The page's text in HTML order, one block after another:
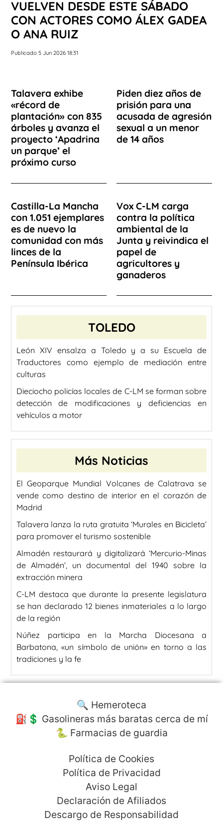
VUELVEN DESDE ESTE SÁBADO
CON ACTORES COMO ÁLEX GADEA
O ANA RUIZ
Publicado 5 Jun 2026 18:31
Talavera exhibe
«récord de
plantación» con 835
árboles y avanza el
proyecto ‘Apadrina
un parque’ el
próximo curso
Piden diez años de
prisión para una
acusada de agresión
sexual a un menor
de 14 años
Castilla-La Mancha
con 1.051 ejemplares
es de nuevo la
comunidad con más
linces de la
Península Ibérica
Vox C-LM carga
contra la política
ambiental de la
Junta y reivindica el
papel de
agricultores y
ganaderos
TOLEDO
León XIV ensalza a Toledo y a su Escuela de
Traductores como ejemplo de mediación entre
culturas
Dieciocho policías locales de C-LM se forman sobre
detección de modificaciones y deficiencias en
vehículos a motor
Más Noticias
El Geoparque Mundial Volcanes de Calatrava se
vende como destino de interior en el corazón de
Madrid
Talavera lanza la ruta gratuita ‘Murales en Bicicleta’
para promover el turismo sostenible
Almadén restaurará y digitalizará ‘Mercurio-Minas
de Almadén’, un documental del 1940 sobre la
extracción minera
C-LM destaca que durante la presente legislatura
se han declarado 12 bienes inmateriales a lo largo
de la región
Núñez participa en la Marcha Diocesana a
Barbatona, «un símbolo de unión» en torno a las
tradiciones y la fe
🔍 Hemeroteca
⛽️💲 Gasolineras más baratas cerca de mí
🐍 Farmacias de guardia
Política de Cookies
Política de Privacidad
Aviso Legal
Declaración de Afiliados
Descargo de Responsabilidad